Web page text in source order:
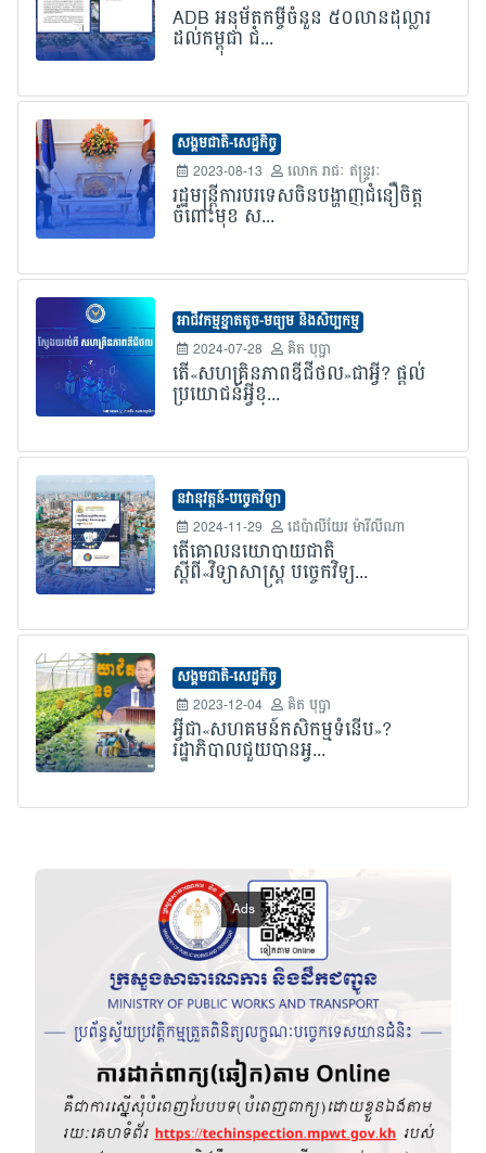
ADB អនុម័តកម្ចីចំនួន ៥០លានដុល្លារ
ដល់កម្ពុជា ជំ...
សង្គមជាតិ-សេដ្ឋកិច្ច
2023-08-13
លោក​ រាជៈ ឥន្រ្ទរៈ
រដ្ឋមន្រ្តីការបរទេសចិនបង្ហាញជំនឿចិត្ត
ចំពោះមុខ ស...
អាជីវកម្មខ្នាតតូច-មធ្យម និងសិប្បកម្ម
2024-07-28
គិត បុប្ផា
តើ«សហគ្រិនភាពឌីជីថល»ជាអ្វី? ផ្តល់
ប្រយោជន៍អ្វីខ្...
នវានុវត្តន៍-បច្ចេកវិទ្យា
2024-11-29
ដេប៉ាលីយែរ ម៉ារីលីណា
តើគោលនយោបាយជាតិ
ស្តីពី«វិទ្យាសាស្ត្រ បច្ចេកវិទ្យ...
សង្គមជាតិ-សេដ្ឋកិច្ច
2023-12-04
គិត បុប្ផា
អ្វីជា«សហគមន៍កសិកម្មទំនើប»?
រដ្ឋាភិបាលជួយបានអ្វ...